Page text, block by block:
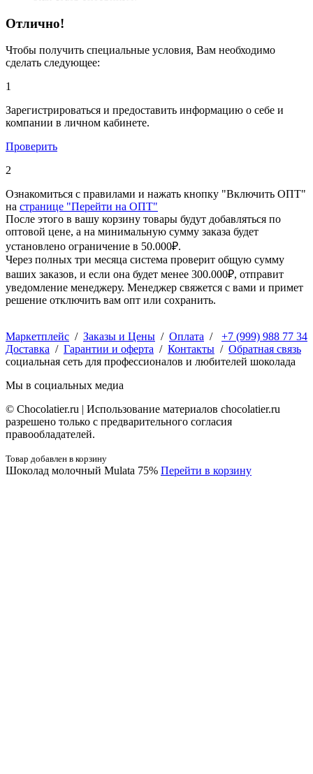
Отлично!
Чтобы получить специальные условия, Вам необходимо
сделать следующее:
1
Зарегистрироваться и предоставить информацию о себе и
компании в личном кабинете.
Проверить
2
Ознакомиться с правилами и нажать кнопку "Включить ОПТ"
на странице "Перейти на ОПТ"
После этого в вашу корзину товары будут добавляться по
оптовой цене, а на минимальную сумму заказа будет
установлено ограничение в 50.000₽.
Через полных три месяца система проверит общую сумму
ваших заказов, и если она будет менее 300.000₽, отправит
уведомление менеджеру. Менеджер свяжется с вами и примет
решение отключить вам опт или сохранить.
+7 (999) 988 77 34
Маркетплейс / Заказы и Цены / Оплата /
Доставка / Гарантии и оферта / Контакты / Обратная связь
социальная сеть для профессионалов и любителей шоколада
Мы в социальных медиа
© Сhocolatier.ru | Использование материалов chocolatier.ru
разрешено только с предварительного согласия
правообладателей.
Товар добавлен в корзину
Шоколад молочный Mulata 75% Перейти в корзину